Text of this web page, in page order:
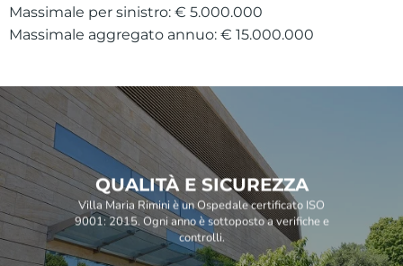
Massimale per sinistro: € 5.000.000
Massimale aggregato annuo: € 15.000.000
QUALITÀ E SICUREZZA
Villa Maria Rimini è un Ospedale certificato ISO
9001: 2015. Ogni anno è sottoposto a verifiche e
controlli.